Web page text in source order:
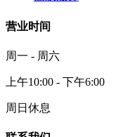
营业时间
周一 - 周六
上午10:00 - 下午6:00
周日休息